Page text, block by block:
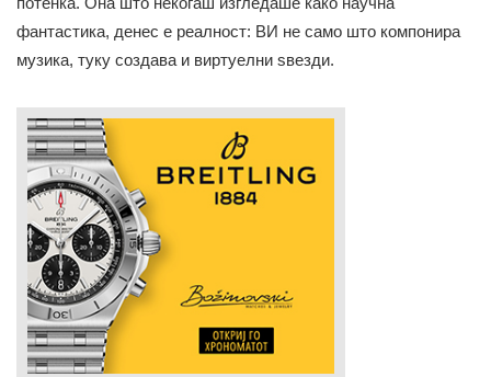
фантастика, денес е реалност: ВИ не само што компонира
музика, туку создава и виртуелни ѕвезди.